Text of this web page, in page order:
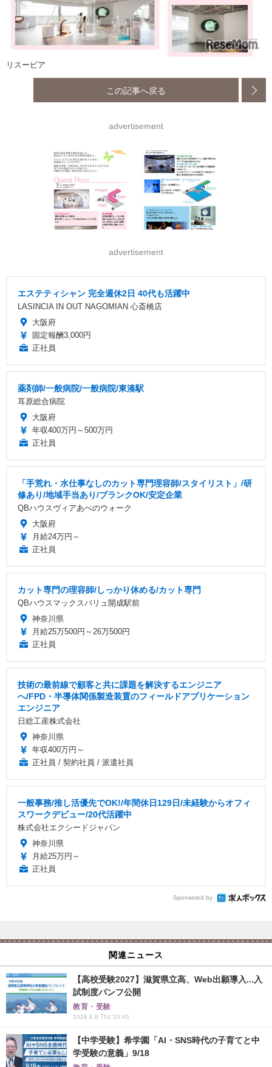
リスーピア
この記事へ戻る
advertisement
advertisement
エステティシャン 完全週休2日 40代も活躍中
LASINCIA IN OUT NAGOMIAN 心斎橋店
大阪府
固定報酬3,000円
正社員
薬剤師/一般病院/一般病院/東湊駅
耳原総合病院
大阪府
年収400万円～500万円
正社員
「手荒れ・水仕事なしのカット専門理容師/スタイリスト」/研
修あり/地域手当あり/ブランクOK/安定企業
QBハウスヴィアあべのウォーク
大阪府
月給24万円～
正社員
カット専門の理容師/しっかり休める/カット専門
QBハウスマックスバリュ開成駅前
神奈川県
月給25万500円～26万500円
正社員
技術の最前線で顧客と共に課題を解決するエンジニア
へ/FPD・半導体関係製造装置のフィールドアプリケーション
エンジニア
日総工産株式会社
神奈川県
年収400万円～
正社員 / 契約社員 / 派遣社員
一般事務/推し活優先でOK!/年間休日129日/未経験からオフィ
スワークデビュー/20代活躍中
株式会社エクシードジャパン
神奈川県
月給25万円～
正社員
Sponsored by
関連ニュース
【高校受験2027】滋賀県立高、Web出願導入...入
試制度パンフ公開
教育・受験
2026.8.6 Thu 20:45
【中学受験】希学園「AI・SNS時代の子育てと中
学受験の意義」9/18